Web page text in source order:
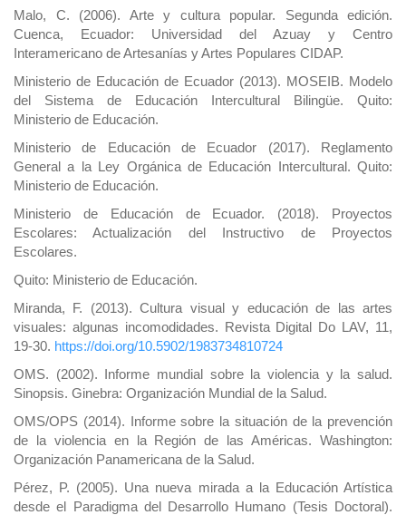
Malo, C. (2006). Arte y cultura popular. Segunda edición.
Cuenca, Ecuador: Universidad del Azuay y Centro
Interamericano de Artesanías y Artes Populares CIDAP.
Ministerio de Educación de Ecuador (2013). MOSEIB. Modelo
del Sistema de Educación Intercultural Bilingüe. Quito:
Ministerio de Educación.
Ministerio de Educación de Ecuador (2017). Reglamento
General a la Ley Orgánica de Educación Intercultural. Quito:
Ministerio de Educación.
Ministerio de Educación de Ecuador. (2018). Proyectos
Escolares: Actualización del Instructivo de Proyectos
Escolares.
Quito: Ministerio de Educación.
Miranda, F. (2013). Cultura visual y educación de las artes
visuales: algunas incomodidades. Revista Digital Do LAV, 11,
19-30. https://doi.org/10.5902/1983734810724
OMS. (2002). Informe mundial sobre la violencia y la salud.
Sinopsis. Ginebra: Organización Mundial de la Salud.
OMS/OPS (2014). Informe sobre la situación de la prevención
de la violencia en la Región de las Américas. Washington:
Organización Panamericana de la Salud.
Pérez, P. (2005). Una nueva mirada a la Educación Artística
desde el Paradigma del Desarrollo Humano (Tesis Doctoral).